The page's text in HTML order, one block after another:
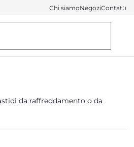
Chi siamoNegoziContatti
da raffreddamento o da